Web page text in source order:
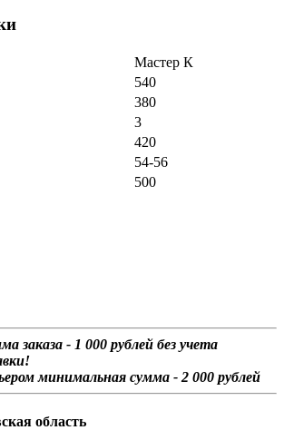
Мастер К
540
380
3
420
54-56
500
заказа - 1 000 рублей без учета
минимальная сумма - 2 000 рублей
область